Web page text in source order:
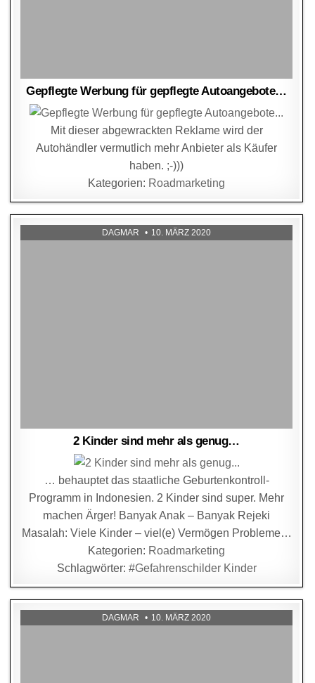
Gepflegte Werbung für gepflegte Autoangebote…
Mit dieser abgewrackten Reklame wird der
Autohändler vermutlich mehr Anbieter als Käufer
haben. ;-)))
Kategorien: Roadmarketing
DAGMAR 10. MÄRZ 2020
2 Kinder sind mehr als genug…
… behauptet das staatliche Geburtenkontroll-
Programm in Indonesien. 2 Kinder sind super. Mehr
machen Ärger! Banyak Anak – Banyak Rejeki
Masalah: Viele Kinder – viel(e) Vermögen Probleme…
Kategorien: Roadmarketing
Schlagwörter: #Gefahrenschilder Kinder
DAGMAR 10. MÄRZ 2020